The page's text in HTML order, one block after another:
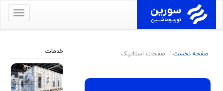
برای
کنید
صفحه نخست صفحات استاتیک خدمات